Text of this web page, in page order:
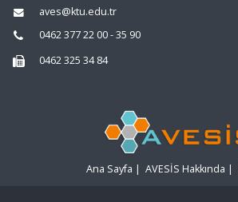
aves@ktu.edu.tr
0462 377 22 00 - 35 90
0462 325 34 84
Ana Sayfa | AVESİS Hakkında |